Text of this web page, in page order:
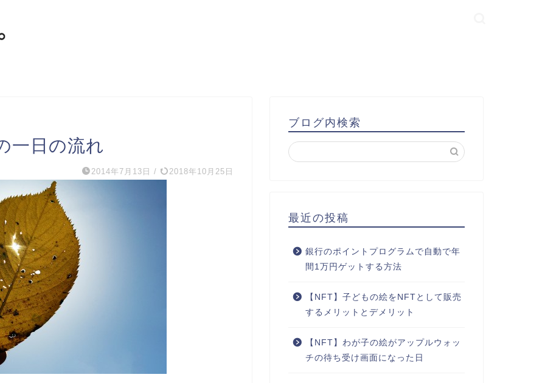
一日の流れ
2014年7月13日 / 2018年10月25日
ブログ内検索
最近の投稿
銀行のポイントプログラムで自動で年
間1万円ゲットする方法
【NFT】子どもの絵をNFTとして販売
するメリットとデメリット
【NFT】わが子の絵がアップルウォッ
チの待ち受け画面になった日